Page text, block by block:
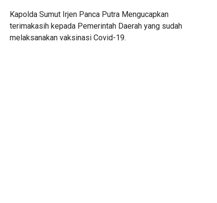
Kapolda Sumut Irjen Panca Putra Mengucapkan
terimakasih kepada Pemerintah Daerah yang sudah
melaksanakan vaksinasi Covid-19.